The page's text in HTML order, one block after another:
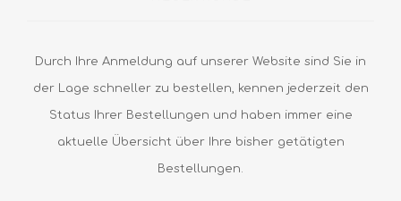
Durch Ihre Anmeldung auf unserer Website sind Sie in
der Lage schneller zu bestellen, kennen jederzeit den
Status Ihrer Bestellungen und haben immer eine
aktuelle Übersicht über Ihre bisher getätigten
Bestellungen.